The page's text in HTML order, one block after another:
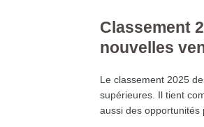
Classement
nouvelles
Le classement 2025
supérieures. Il tient
aussi des opportunités